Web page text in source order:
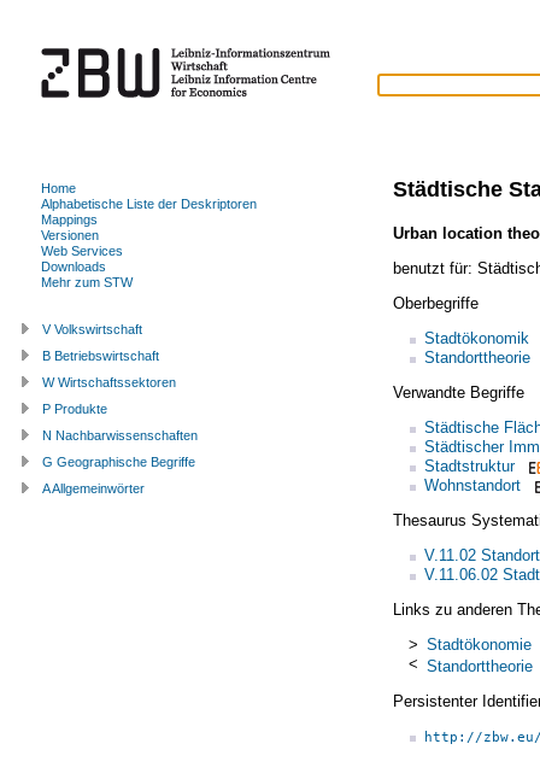
Städtische
Urban location
benutzt für:
Oberbegriffe
Stadtökonomik
Standorttheorie
Verwandte Begriffe
Städtische
Städtischer
Stadtstruktur
Wohnstandort
Thesaurus
V.11.02
V.11.06.02
Links zu anderen
> Stadtökonomie
< Standorttheorie
Persistenter
http://
Home
Alphabetische Liste der Deskriptoren
Mappings
Versionen
Web Services
Downloads
Mehr zum STW
V Volkswirtschaft
B Betriebswirtschaft
W Wirtschaftssektoren
P Produkte
N Nachbarwissenschaften
G Geographische Begriffe
A Allgemeinwörter